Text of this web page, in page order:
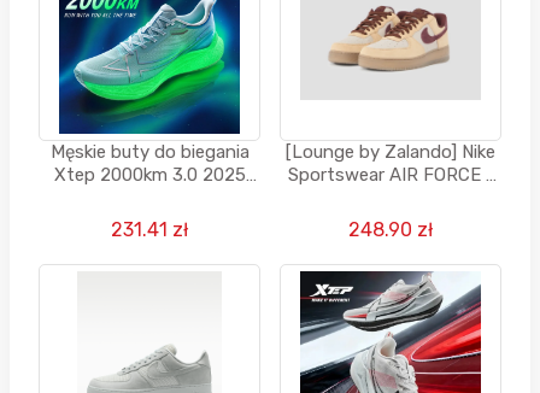
Męskie buty do biegania
Xtep 2000km 3.0 2025
231.41 zł
[Lounge by Zalando] Nike
Sportswear AIR FORCE 1
- beżowy
248.90 zł